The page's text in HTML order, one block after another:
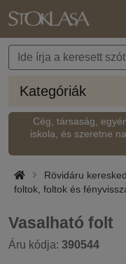
Kategóriák
Cég, társaság,
iskola, és szeretne
Rövidáru
foltok, foltok és
Vasalható folt
Áru kódja: 390544